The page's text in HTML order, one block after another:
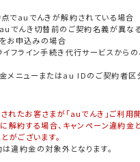
でauでんきが解約されている場合
でんき切替前のご契約名義が異な
お申込みの場合
イフライン手続き代行サービスから
メニューまたはau IDのご契約者
れたお客さまが「auでんき」ご利用
解約する場合、キャンペーン違約金
がございます。
違約金の対象外となります。